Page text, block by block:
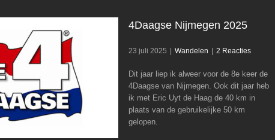
4Daagse Nijmegen 2025
Wandelen
4Daagse Nijmegen 2025
23 juli 2025 | Wandelen | 2 Reacties
Dit jaar liep ik alweer voor de 8e keer de
4Daagse van Nijmegen. Ook dit jaar heb
ik met Eric Uyt de Haag de 40 km in
plaats van de gebruikelijke 50 km
gelopen.